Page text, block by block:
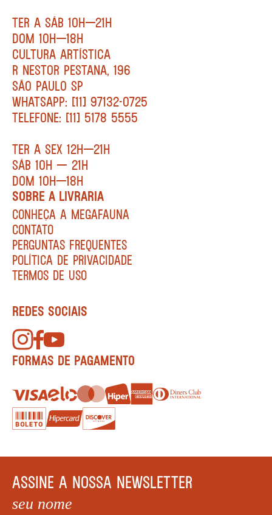
TER A SÁB 10H—21H
DOM 10H—18H
CULTURA ARTÍSTICA
R NESTOR PESTANA, 196
SÃO PAULO SP
WHATSAPP: [11] 97132-0725
TELEFONE: [11] 5178 5555
TER A SEX 12H—21H
SÁB 10H — 21H
DOM 10H—18H
SOBRE A LIVRARIA
CONHEÇA A MEGAFAUNA
CONTATO
PERGUNTAS FREQUENTES
POLÍTICA DE PRIVACIDADE
TERMOS DE USO
REDES SOCIAIS
FORMAS DE PAGAMENTO
ASSINE A NOSSA NEWSLETTER